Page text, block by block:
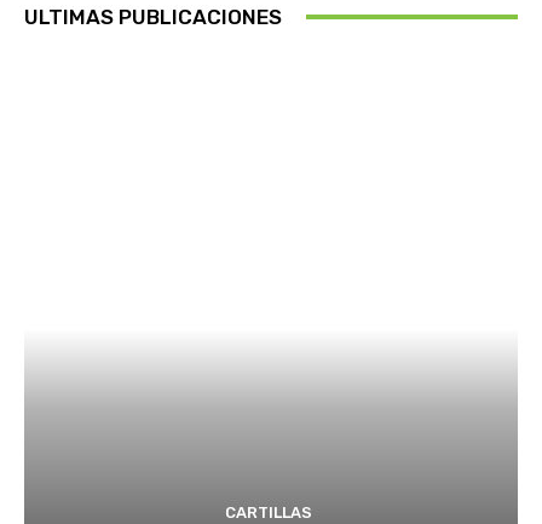
ULTIMAS PUBLICACIONES
CARTILLAS